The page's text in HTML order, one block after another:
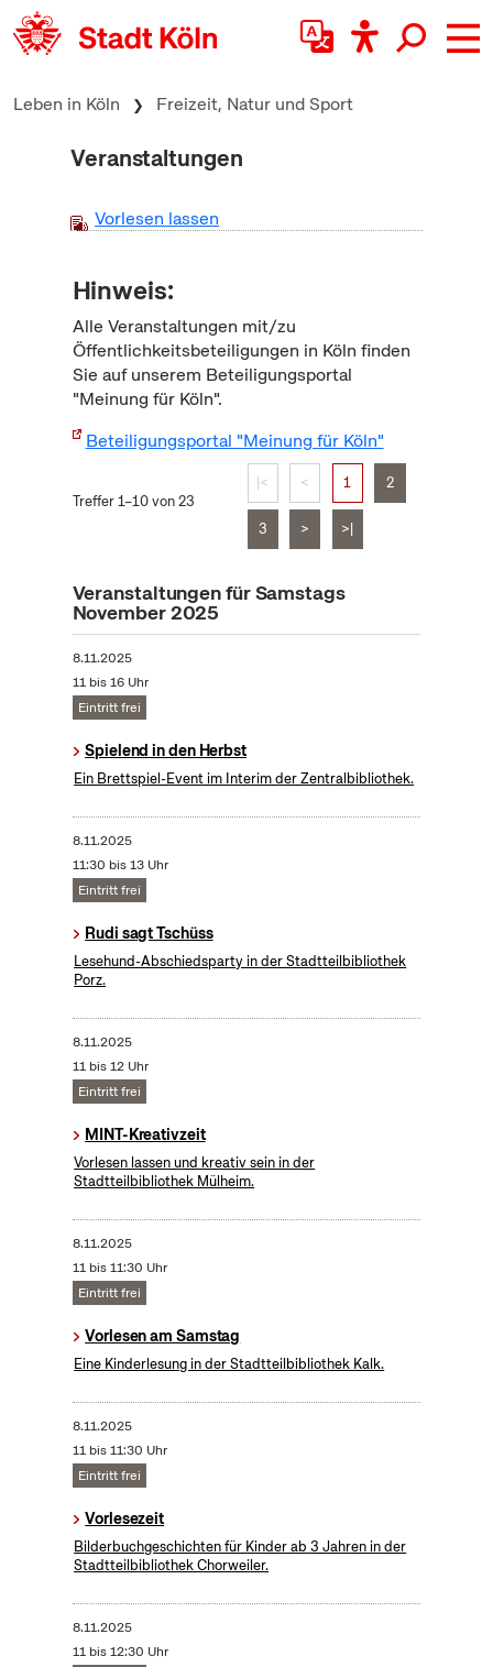
zum Inhalt springen
Leben in Köln Freizeit, Natur und Sport
Veranstaltungen
Vorlesen lassen
Hinweis:
Alle Veranstaltungen mit/zu
Öffentlichkeitsbeteiligungen in Köln finden
Sie auf unserem Beteiligungsportal
"Meinung für Köln".
Beteiligungsportal "Meinung für Köln"
Treffer 1–10 von 23
|< < 1 2
3 > >|
Veranstaltungen für Samstags
November 2025
8.11.2025
11 bis 16 Uhr
Eintritt frei
Spielend in den Herbst
Ein Brettspiel-Event im Interim der Zentralbibliothek.
8.11.2025
11:30 bis 13 Uhr
Eintritt frei
Rudi sagt Tschüss
Lesehund-Abschiedsparty in der Stadtteilbibliothek
Porz.
8.11.2025
11 bis 12 Uhr
Eintritt frei
MINT-Kreativzeit
Vorlesen lassen und kreativ sein in der
Stadtteilbibliothek Mülheim.
8.11.2025
11 bis 11:30 Uhr
Eintritt frei
Vorlesen am Samstag
Eine Kinderlesung in der Stadtteilbibliothek Kalk.
8.11.2025
11 bis 11:30 Uhr
Eintritt frei
Vorlesezeit
Bilderbuchgeschichten für Kinder ab 3 Jahren in der
Stadtteilbibliothek Chorweiler.
8.11.2025
11 bis 12:30 Uhr